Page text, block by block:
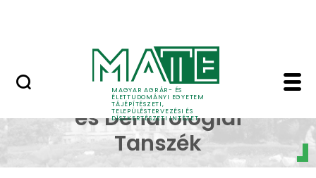
MAGYAR AGRÁR- ÉS
ÉLETTUDOMÁNYI EGYETEM
TÁJÉPÍTÉSZETI,
TELEPÜLÉSTERVEZÉSI ÉS
DÍSZKERTÉSZETI INTÉZET
Első Tavaszi Kaláka
Dísznövénytermesztési
és Dendrológiai
Tanszék